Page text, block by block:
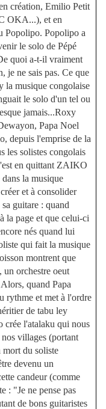
création, Emilio Petit
OKA...), et en
Popolipo. Popolipo a
le solo de Pépé
quoi a-t-il vraiment
je ne sais pas. Ce que
la musique congolaise
le solo d'un tel ou
jamais...Roxy
Papa Noel
depuis l'emprise de la
les solistes congolais
en quittant ZAIKO
la musique
et à consolider
guitare : quand
page et que celui-ci
nés quand lui
qui fait la musique
montrent que
orchestre oeut
quand Papa
rythme et met à l'ordre
de tabu ley
crée l'atalaku qui nous
villages (portant
mort du soliste
devenu un
candeur (comme
: "Je ne pense pas
de bons guitaristes